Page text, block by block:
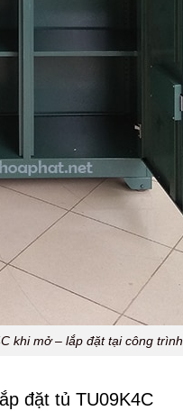
khi mở – lắp đặt tại công trình
đặt tủ TU09K4C